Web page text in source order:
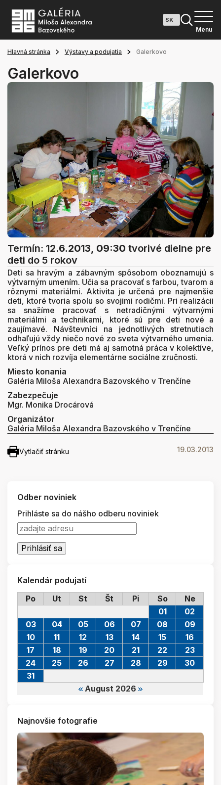
Menu
Hlavná stránka Výstavy a podujatia Galerkovo
Galerkovo
Termín: 12.6.2013, 09:30 tvorivé dielne pre
deti do 5 rokov
Deti sa hravým a zábavným spôsobom oboznamujú s
výtvarným umením. Učia sa pracovať s farbou, tvarom a
rôznymi materiálmi. Aktivita je určená pre najmenšie
deti, ktoré tvoria spolu so svojimi rodičmi. Pri realizácii
sa snažíme pracovať s netradičnými výtvarnými
materiálmi a technikami, ktoré sú pre deti nové a
zaujímavé. Návštevníci na jednotlivých stretnutiach
odhaľujú vždy niečo nové zo sveta výtvarného umenia.
Veľký prínos pre deti má aj samotná práca v kolektíve,
ktorá v nich rozvíja elementárne sociálne zručnosti.
Miesto konania
Galéria Miloša Alexandra Bazovského v Trenčíne
Zabezpečuje
Mgr. Monika Drocárová
Organizátor
Galéria Miloša Alexandra Bazovského v Trenčíne
Vytlačiť stránku 19.03.2013
Odber noviniek
Prihláste sa do nášho odberu noviniek
Kalendár podujatí
Po
Ut St Št Pi So Ne
August 2026
01
02
03
04 05 06 07 08
09
10
11 12 13 14 15
16
17
18 19 20 21 22
23
24
25 26 27 28 29
30
31
Najnovšie fotografie